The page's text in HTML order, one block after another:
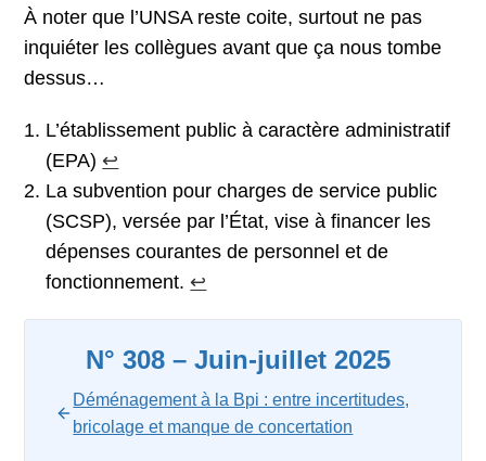
À noter que l’UNSA reste coite, surtout ne pas
inquiéter les collègues avant que ça nous tombe
dessus…
L’établissement public à caractère administratif
(EPA) ↩︎
La subvention pour charges de service public
(SCSP), versée par l’État, vise à financer les
dépenses courantes de personnel et de
fonctionnement. ↩︎
N° 308 – Juin-juillet 2025
Déménagement à la Bpi : entre incertitudes,
bricolage et manque de concertation